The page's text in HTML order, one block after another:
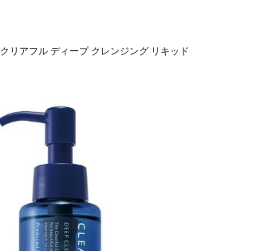
クリアフル ディープ クレンジング リキッド